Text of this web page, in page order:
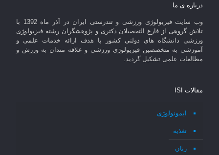
درباره ی ما
وب سایت فیزیولوژی ورزشی و تندرستی ایران در آذر ماه 1392 با
تلاش گروهی از فارغ التحصیلان دکتری و پژوهشگران رشته فیزیولوژی
ورزشی دانشگاه های دولتی کشور با هدف ارائه خدمات علمی و
آموزشی به متخصصین فیزیولوژی ورزشی و علاقه مندان به ورزش و
مطالعات علمی تشکیل گردید.
مقالات ISI
ایمونولوژی
تغذیه
زنان